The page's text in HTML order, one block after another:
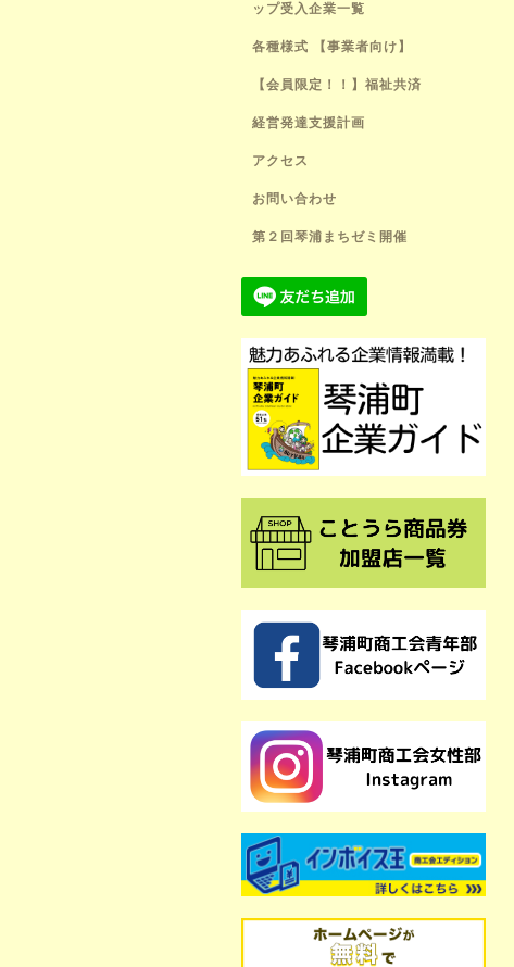
ップ受入企業一覧
各種様式 【事業者向け】
【会員限定！！】福祉共済
経営発達支援計画
アクセス
お問い合わせ
第２回琴浦まちゼミ開催